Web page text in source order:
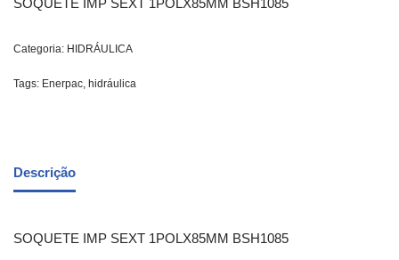
SOQUETE IMP SEXT 1POLX85MM BSH1085
Categoria: HIDRÁULICA
Tags: Enerpac, hidráulica
Descrição
SOQUETE IMP SEXT 1POLX85MM BSH1085